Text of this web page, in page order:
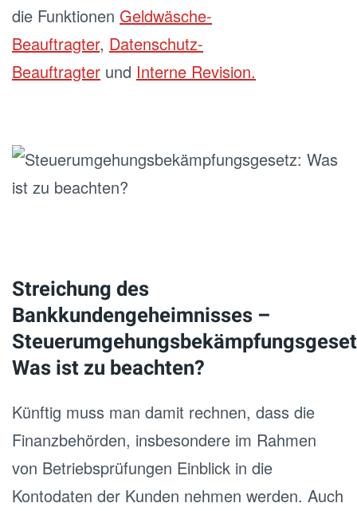
die Funktionen Geldwäsche-
Beauftragter, Datenschutz-
Beauftragter und Interne Revision.
Streichung des
Bankkundengeheimnisses –
Was ist zu beachten?
Künftig muss man damit rechnen, dass die
Finanzbehörden, insbesondere im Rahmen
von Betriebsprüfungen Einblick in die
Kontodaten der Kunden nehmen werden. Auch